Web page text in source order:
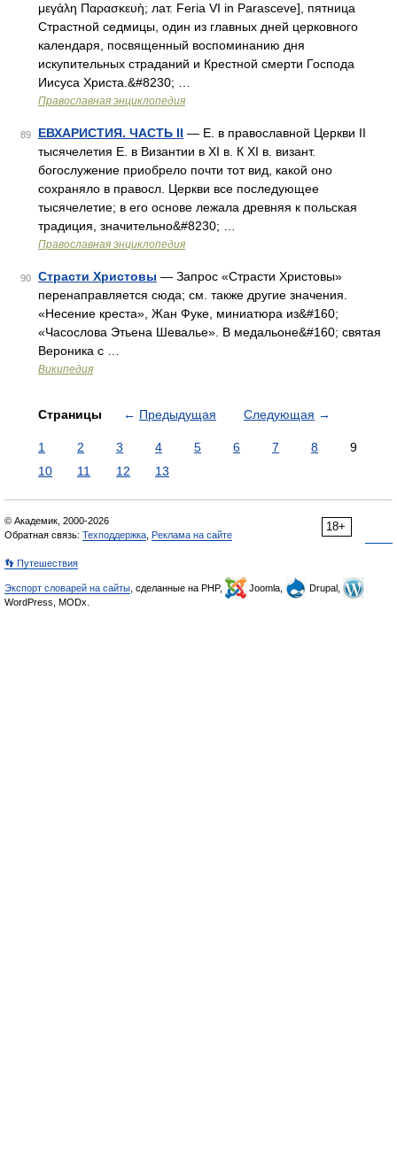
μεγάλη Παρασκευὴ; лат. Feria VI in Parasceve], пятница
Страстной седмицы, один из главных дней церковного
календаря, посвященный воспоминанию дня
искупительных страданий и Крестной смерти Господа
Иисуса Христа.&#8230; …
Православная энциклопедия
89 ЕВХАРИСТИЯ. ЧАСТЬ II — Е. в православной Церкви II
тысячелетия Е. в Византии в XI в. К XI в. визант.
богослужение приобрело почти тот вид, какой оно
сохраняло в правосл. Церкви все последующее
тысячелетие; в его основе лежала древняя к польская
традиция, значительно&#8230; …
Православная энциклопедия
90 Страсти Христовы — Запрос «Страсти Христовы»
перенаправляется сюда; см. также другие значения.
«Несение креста», Жан Фуке, миниатюра из&#160;
«Часослова Этьена Шевалье». В медальоне&#160; святая
Вероника с …
Википедия
Страницы ← Предыдущая Следующая →
1 2 3 4 5 6 7 8
9
10
11 12 13
18+
© Академик, 2000-2026
Обратная связь: Техподдержка Реклама на сайте
👣 Путешествия
Экспорт словарей на сайты , сделанные на PHP, Joomla,
Drupal,
WordPress, MODx.